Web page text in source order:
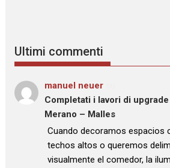
Ultimi commenti
manuel neuer
Completati i lavori di
Merano – Malles
: “
Cuando decoramos espacios
techos altos o queremos
visualmente el comedor, la